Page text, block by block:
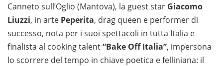
Canneto sull’Oglio (Mantova), la guest star Giacomo
Liuzzi, in arte Peperita, drag queen e performer di
successo, nota per i suoi spettacoli in tutta Italia e
finalista al cooking talent“Bake Off Italia”, impersona
lo scorrere del tempo in chiave poetica e felliniana: il